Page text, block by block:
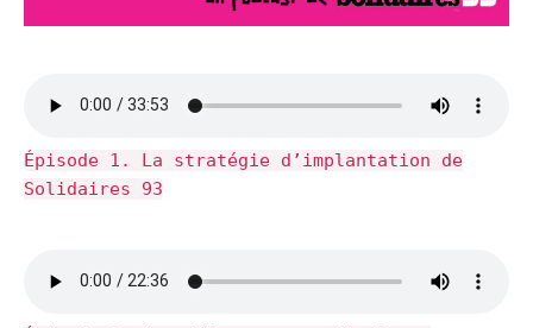
Épisode 1. La stratégie d’implantation de
Solidaires 93